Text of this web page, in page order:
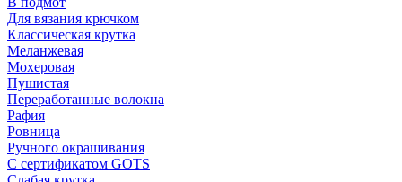
Для вязания крючком
Классическая крутка
Меланжевая
Мохеровая
Пушистая
Переработанные волокна
Рафия
Ровница
Ручного окрашивания
С сертификатом GOTS